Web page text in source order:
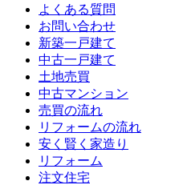
よくある質問
お問い合わせ
新築一戸建て
中古一戸建て
土地売買
中古マンション
売買の流れ
リフォームの流れ
安く賢く家造り
リフォーム
注文住宅